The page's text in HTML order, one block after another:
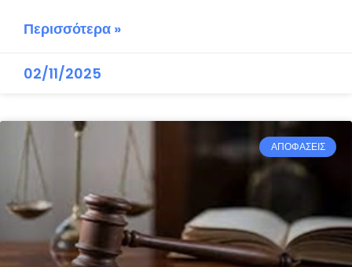
Περισσότερα »
02/11/2025
ΑΠΟΦΑΣΕΙΣ